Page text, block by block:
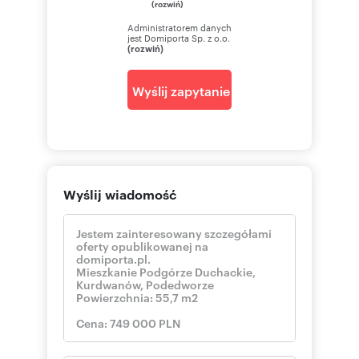
Rodzaj budynku: blok
Dozór budynku: możliwy
Głośność: ciche
Plac zabaw: TAK
Widok: panorama miasta
Woda: ciepła - sieć
Komunikacja publ.: tramwaj, autobus
Rozkład: dwustronne rozkładowe
Usytuowanie: dwustronne
Opłaty w czynszu: wywóz śmieci, woda, Winda,
fundusz remontowy, CO, administracja
Opłaty wg liczników: woda, prąd, gaz, CO
Piwnica [m2]: 2,1000
Piwnica: TAK
(rozwiń)
Administratorem danych
jest Domiporta Sp. z o.o.
(rozwiń)
Wyślij zapytanie
Wyślij wiadomość